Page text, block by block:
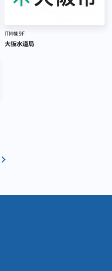
ITM棟 9F
大阪水道局